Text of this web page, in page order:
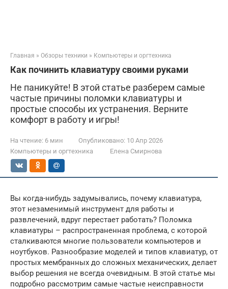
Главная » Обзоры техники » Компьютеры и оргтехника
Как починить клавиатуру своими руками
Не паникуйте! В этой статье разберем самые
частые причины поломки клавиатуры и
простые способы их устранения. Верните
комфорт в работу и игры!
На чтение: 6 мин Опубликовано: 10 Апр 2026
Компьютеры и оргтехника
Елена Смирнова
Вы когда-нибудь задумывались, почему клавиатура,
этот незаменимый инструмент для работы и
развлечений, вдруг перестает работать? Поломка
клавиатуры – распространенная проблема, с которой
сталкиваются многие пользователи компьютеров и
ноутбуков. Разнообразие моделей и типов клавиатур, от
простых мембранных до сложных механических, делает
выбор решения не всегда очевидным. В этой статье мы
подробно рассмотрим самые частые неисправности